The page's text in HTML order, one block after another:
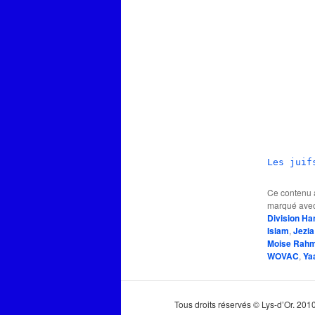
Les
Ce contenu
marqué
Division
Islam, Jezia
Moise
WOVAC,
Tous droits réservés © Lys-d’Or.